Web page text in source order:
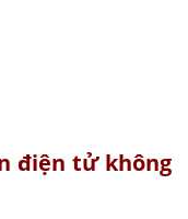
điện tử không